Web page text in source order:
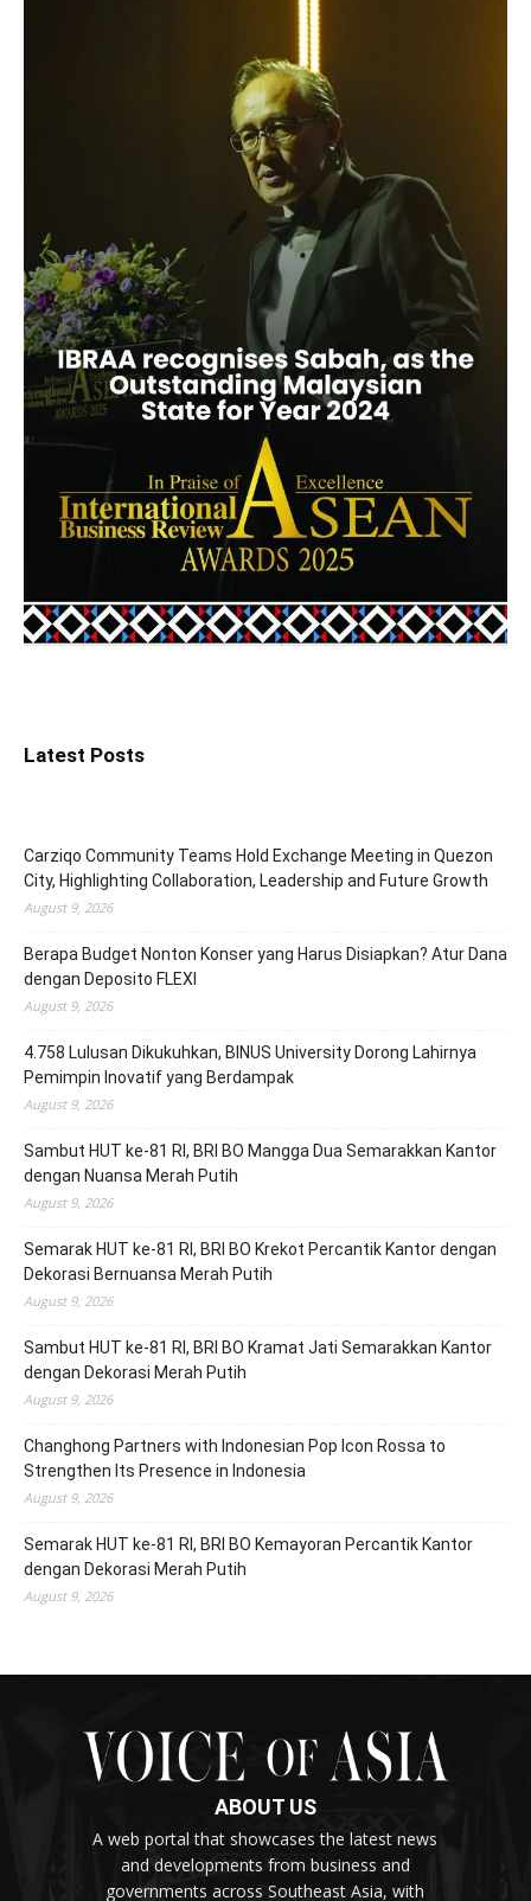
Latest Posts
Carziqo Community Teams Hold Exchange Meeting in Quezon
City, Highlighting Collaboration, Leadership and Future Growth
August 9, 2026
Berapa Budget Nonton Konser yang Harus Disiapkan? Atur Dana
dengan Deposito FLEXI
August 9, 2026
4.758 Lulusan Dikukuhkan, BINUS University Dorong Lahirnya
Pemimpin Inovatif yang Berdampak
August 9, 2026
Sambut HUT ke-81 RI, BRI BO Mangga Dua Semarakkan Kantor
dengan Nuansa Merah Putih
August 9, 2026
Semarak HUT ke-81 RI, BRI BO Krekot Percantik Kantor dengan
Dekorasi Bernuansa Merah Putih
August 9, 2026
Sambut HUT ke-81 RI, BRI BO Kramat Jati Semarakkan Kantor
dengan Dekorasi Merah Putih
August 9, 2026
Changhong Partners with Indonesian Pop Icon Rossa to
Strengthen Its Presence in Indonesia
August 9, 2026
Semarak HUT ke-81 RI, BRI BO Kemayoran Percantik Kantor
dengan Dekorasi Merah Putih
August 9, 2026
ABOUT US
A web portal that showcases the latest news
and developments from business and
governments across Southeast Asia, with